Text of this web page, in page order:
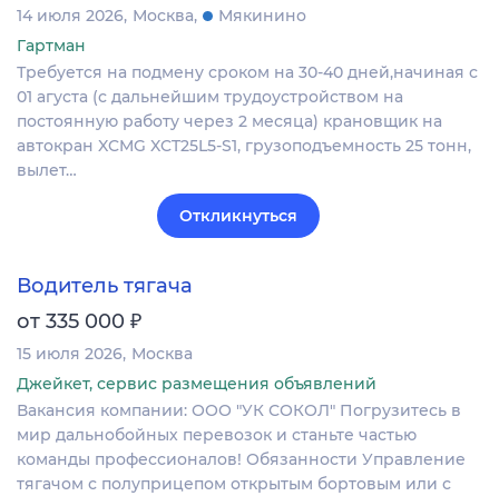
14 июля 2026 Москва
Мякинино
Гартман
Требуется на подмену сроком на 30-40 дней,начиная с
01 агуста (с дальнейшим трудоустройством на
постоянную работу через 2 месяца) крановщик на
автокран XCMG XCT25L5-S1, грузоподъемность 25 тонн,
вылет…
Откликнуться
Водитель тягача
от 335 000 ₽
15 июля 2026 Москва
Джейкет, сервис размещения объявлений
Вакансия компании: ООО "УК СОКОЛ" Погрузитесь в
мир дальнобойных перевозок и станьте частью
команды профессионалов! Обязанности Управление
тягачом с полуприцепом открытым бортовым или с